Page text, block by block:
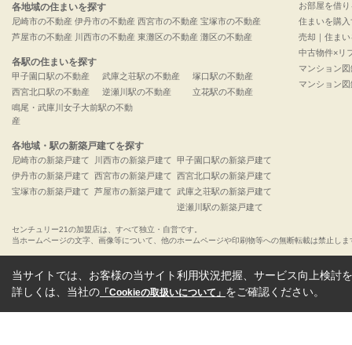
各地域の住まいを探す
尼崎市の不動産
芦屋市の不動産
伊丹市の不動産
川西市の不動産
西宮市の不動産
東灘区の不動産
宝塚市の不動産
灘区の不動産
各駅の住まいを探す
甲子園口駅の不動産
西宮北口駅の不動産
武庫之荘駅の不動産
逆瀬川駅の不動産
塚口駅の不動産
立花駅の不動産
鳴尾・武庫川女子大前駅の不動
産
各地域・駅の新築戸建てを探す
尼崎市の新築戸建て
伊丹市の新築戸建て
宝塚市の新築戸建て
川西市の新築戸建て
西宮市の新築戸建て
芦屋市の新築戸建て
甲子園口駅の新築戸建て
西宮北口駅の新築戸建て
武庫之荘駅の新築戸建て
逆瀬川駅の新築戸建て
お部屋を借り
住まいを購入
売却｜住ま
中古物件×リ
マンション
マンション
センチュリー21の加盟店は、すべて独立・自営です。
当ホームページの文字、画像等について、他のホームページや印刷物等への無断転載は禁止しま
当サイトでは、お客様の当サイト利用状況把握、サービス向上検討
詳しくは、当社の 「Cookieの取扱いについて」 をご確認ください。